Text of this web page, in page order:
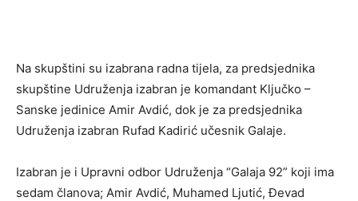
Na skupštini su izabrana radna tijela, za predsjednika
skupštine Udruženja izabran je komandant Ključko –
Sanske jedinice Amir Avdić, dok je za predsjednika
Udruženja izabran Rufad Kadirić učesnik Galaje.
Izabran je i Upravni odbor Udruženja “Galaja 92” koji ima
sedam članova; Amir Avdić, Muhamed Ljutić, Đevad